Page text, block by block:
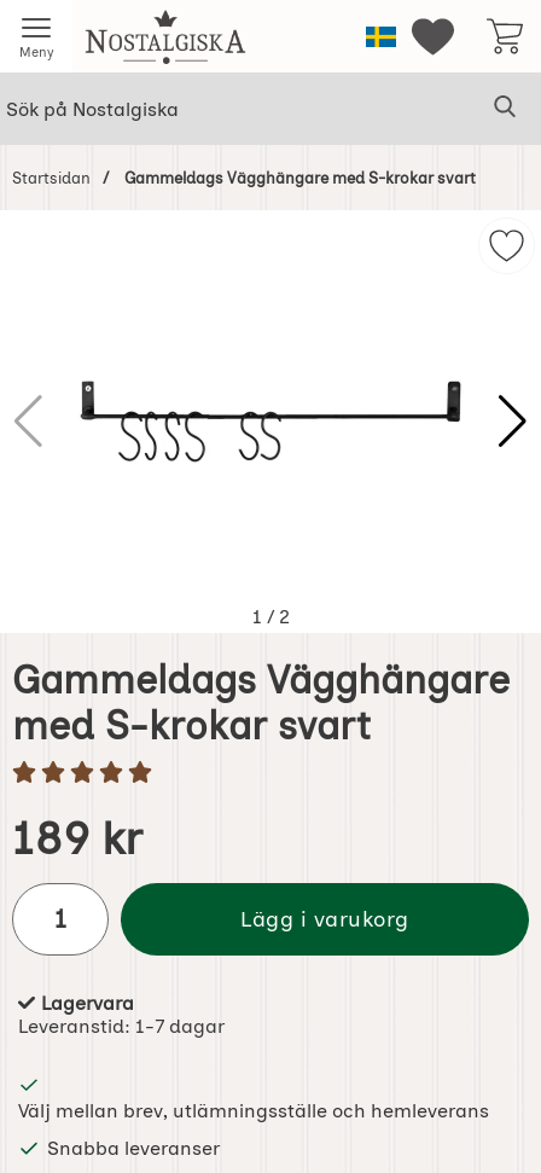
Meny Startsidan för NostalgiskaSverigeMina
Startsidan Gammeldags Vägghängare med S-krokar svart
1 / 2
Gammeldags Vägghängare
med S-krokar svart
Handla denna produkt Gammeldags Vägghängare med
pris
189 kr
antal
Lägg i varukorg
Tillgänglighet:
Lagervara
Leveranstid: 1-7 dagar
Välj mellan brev, utlämningsställe och hemleverans
Snabba leveranser